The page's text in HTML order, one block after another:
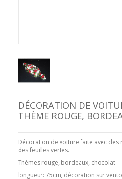
DÉCORATION DE
THÈME ROUGE,
Décoration de voiture faite avec des
des feuilles vertes.
Thèmes rouge, bordeaux, chocolat
longueur: 75cm, décoration sur